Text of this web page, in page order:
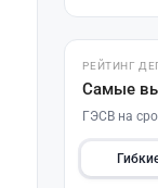
РЕЙТИНГ
Самые
ГЭСВ на